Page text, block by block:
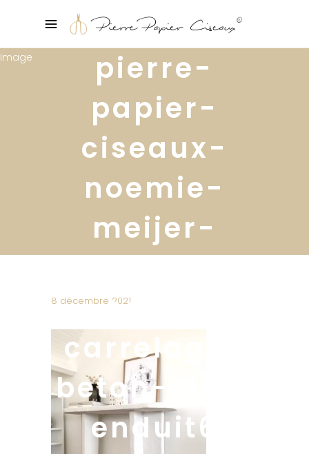
pierre-
papier-
ciseaux-
noemie-
meijer-
console-
colle-
carrelage-
beton-cire-
enduit6
8 décembre 2021